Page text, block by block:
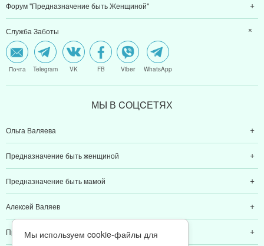
Форум "Предназначение быть Женщиной"
Служба Заботы
Почта Telegram VK FB Viber WhatsApp
МЫ В CОЦCЕТЯХ
Ольга Валяева
Предназначение быть женщиной
Предназначение быть мамой
Алексей Валяев
Предназначение быть папой
Мы используем cookie-файлы для